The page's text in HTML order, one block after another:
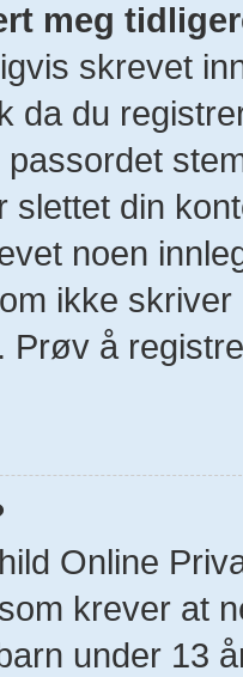
meg
skrevet
da du
slettet din
noen
ikke
Prøv å
Online
krever at
under 13